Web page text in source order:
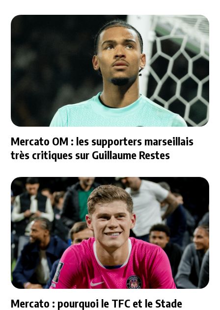
Mercato OM : les supporters marseillais
très critiques sur Guillaume Restes
Mercato : pourquoi le TFC et le Stade